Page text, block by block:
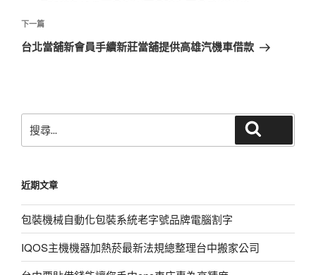
覽
文
章
下
一
下一篇
台北當舖新會員手續新莊當舖提供高雄汽機車借款
尋
字:
近期文章
包裝機械自動化包裝系統老字號品牌電腦割字
IQOS主機機器加熱菸最新法規總整理台中搬家公司